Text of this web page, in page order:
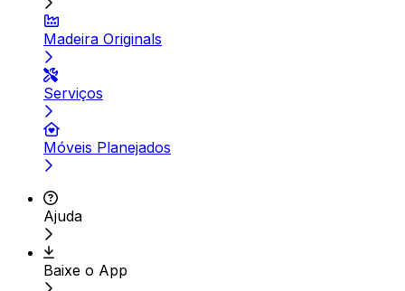
Madeira Originals
Serviços
Móveis Planejados
Ajuda
Baixe o App